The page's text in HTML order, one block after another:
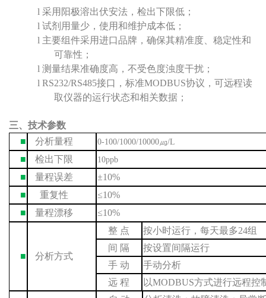
l 采用阳极溶出伏安法，检出下限低；
l 试剂用量少，使用和维护成本低；
l 主要组件采用进口品牌， 确保其精准度、 稳定性和
可靠性；
l 测量结果准确度高，不受色度浊度干扰；
l RS232/RS485接口 ， 标准MODBUS协议， 可远程读
取仪器的运行状态和相关数据；
三、技术参数
■
分析量程 0-100/1000/10000㎍/L
■ 检出下限 10ppb
■ 量程误差 ±10%
■
重复性 ≤10%
■
量程漂移 ≤10%
■ 分析方式
整 点 按小时运行，每天最多24组
间 隔 按设置间隔运行
手 动
手动分析
远 程 以MODBUS方式进行远程控